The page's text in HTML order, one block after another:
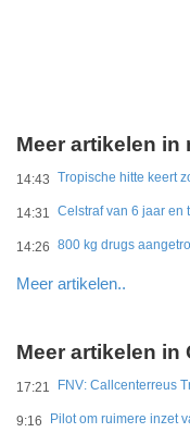
Meer artikelen in
14:43 Tropische hitte keert
14:31
14:26 800 kg drugs
Meer artikelen..
Meer artikelen in
17:21
9:16 Pilot om ruimere inzet